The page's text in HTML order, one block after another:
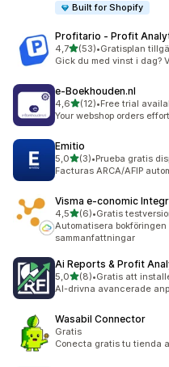
Built for Shopify
Profitario ‑ Profit
4,7av 5 stjärnor
(53)
53 recensioner totalt
•Gratisplan
Gick du med vinst i dag?
e‑Boekhouden.nl
4,6av 5 stjärnor
(12)
12 recensioner totalt
•Free trial
Your webshop orders
Emitio
5,0av 5 stjärnor
(3)
3 recensioner totalt
•Prueba gratis
Facturas ARCA/AFIP
Visma e‑conomic
4,5av 5 stjärnor
(6)
6 recensioner totalt
•Gratis
Automatisera
sammanfattningar
Ai Reports & Profit
5,0av 5 stjärnor
(8)
8 recensioner totalt
•Gratis att
AI-drivna avancerade
Wasabil Connector
Gratis
Conecta gratis tu tienda